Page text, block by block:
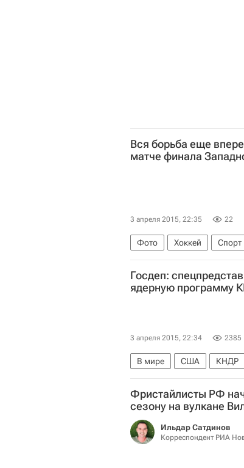
Вся борьба еще
матче финала
3 апреля 2015, 22:35 22
Фото Хоккей Спорт
Евгений Дадонов
Госдеп:
ядерную программу
3 апреля 2015, 22:34 2385
В мире США КНДР
Европа
Мари Харф
Фристайлисты РФ
сезону на вулкане
Ильдар Сатдинов
Корреспондент РИА